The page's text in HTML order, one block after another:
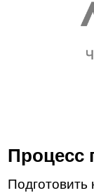
Процесс